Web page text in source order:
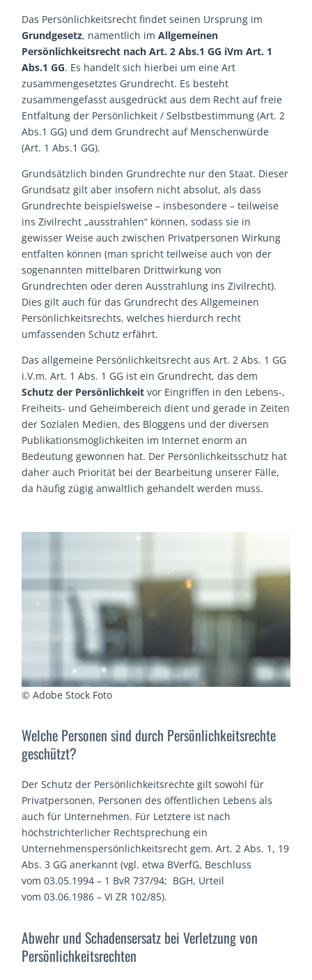
Das Persönlichkeitsrecht findet seinen Ursprung im
Grundgesetz, namentlich imAllgemeinen
Persönlichkeitsrecht nach Art. 2 Abs.1 GG iVm Art. 1
Abs.1 GG. Es handelt sich hierbei um eine Art
zusammengesetztes Grundrecht. Es besteht
zusammengefasst ausgedrückt aus dem Recht auf freie
Entfaltung der Persönlichkeit / Selbstbestimmung (Art. 2
Abs.1 GG) und dem Grundrecht auf Menschenwürde
(Art. 1 Abs.1 GG).
Grundsätzlich binden Grundrechte nur den Staat. Dieser
Grundsatz gilt aber insofern nicht absolut, als dass
Grundrechte beispielsweise – insbesondere – teilweise
ins Zivilrecht „ausstrahlen“ können, sodass sie in
gewisser Weise auch zwischen Privatpersonen Wirkung
entfalten können (man spricht teilweise auch von der
sogenannten mittelbaren Drittwirkung von
Grundrechten oder deren Ausstrahlung ins Zivilrecht).
Dies gilt auch für das Grundrecht des Allgemeinen
Persönlichkeitsrechts, welches hierdurch recht
umfassenden Schutz erfährt.
Das allgemeine Persönlichkeitsrecht aus Art. 2 Abs. 1 GG
i.V.m. Art. 1 Abs. 1 GG ist ein Grundrecht, das dem
Schutz der Persönlichkeit vor Eingriffen in den Lebens-,
Freiheits- und Geheimbereich dient und gerade in Zeiten
der Sozialen Medien, des Bloggens und der diversen
Publikationsmöglichkeiten im Internet enorm an
Bedeutung gewonnen hat. Der Persönlichkeitsschutz hat
daher auch Priorität bei der Bearbeitung unserer Fälle,
da häufig zügig anwaltlich gehandelt werden muss.
© Adobe Stock Foto
Welche Personen sind durch Persönlichkeitsrechte
geschützt?
Der Schutz der Persönlichkeitsrechte gilt sowohl für
Privatpersonen, Personen des öffentlichen Lebens als
auch für Unternehmen. Für Letztere ist nach
höchstrichterlicher Rechtsprechung ein
Unternehmenspersönlichkeitsrecht gem. Art. 2 Abs. 1, 19
Abs. 3 GG anerkannt (vgl. etwa BVerfG, Beschluss
vom 03.05.1994 – 1 BvR 737/94; BGH, Urteil
vom 03.06.1986 – VI ZR 102/85).
Abwehr und Schadensersatz bei Verletzung von
Persönlichkeitsrechten